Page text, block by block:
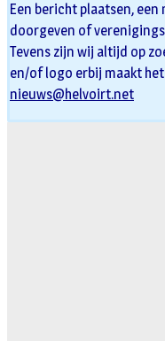
Een bericht plaatsen,
doorgeven of
Tevens zijn wij altijd op
en/of logo erbij maakt
nieuws@helvoirt.net